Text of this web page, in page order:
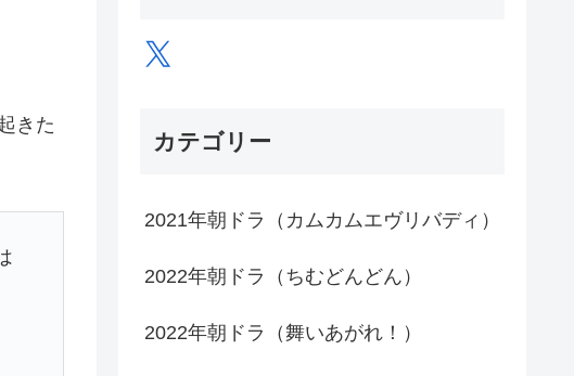
きた
X
カテゴリー
2021年朝ドラ（カムカムエヴリバディ）
2022年朝ドラ（ちむどんどん）
2022年朝ドラ（舞いあがれ！）